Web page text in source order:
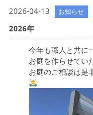
2026-04-13 お知らせ
2026年
今年も職人と共に
お庭を作らせてい
お庭のご相談は是